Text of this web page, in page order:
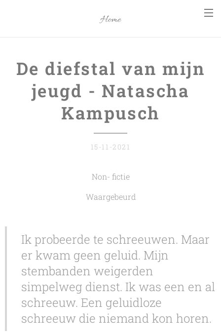
Home
De diefstal van mijn
jeugd - Natascha
Kampusch
15-11-2021
Non- fictie
Waargebeurd
Ik probeerde te schreeuwen. Maar
er kwam geen geluid. Mijn
stembanden weigerden
simpelweg dienst. Ik was een en al
schreeuw. Een geluidloze
schreeuw die niemand kon horen.